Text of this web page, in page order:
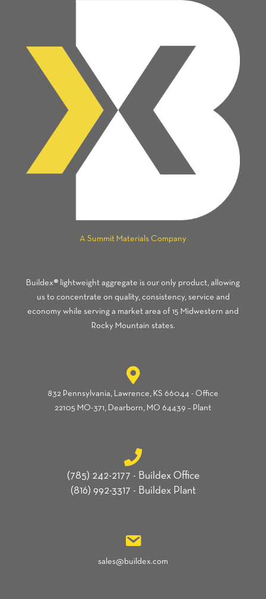
A Summit Materials Company
Buildex® lightweight aggregate is our only product, allowing
us to concentrate on quality, consistency, service and
economy while serving a market area of 15 Midwestern and
Rocky Mountain states.
832 Pennsylvania, Lawrence, KS 66044 - Office
22105 MO-371, Dearborn, MO 64439 – Plant
(785) 242-2177 - Buildex Office
(816) 992-3317 - Buildex Plant
sales@buildex.com